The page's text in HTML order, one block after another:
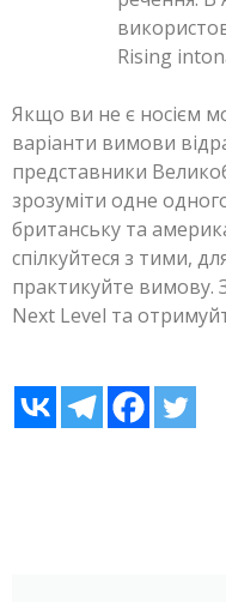
Rising
Якщо ви не є носієм
варіанти вимови
представники
зрозуміти одне
британську та
спілкуйтеся з тими,
практикуйте вимову.
Next Level та